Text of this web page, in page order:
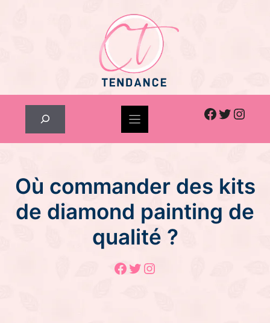
Facebook
Twitter
Où commander des kits
de diamond painting de
qualité ?
Facebook
Twitter
Instagram